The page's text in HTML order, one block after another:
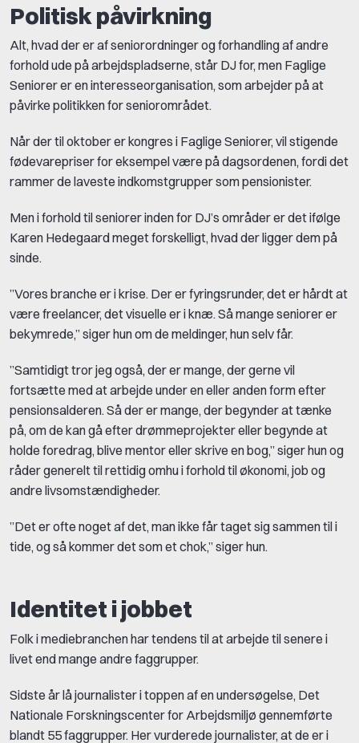
Politisk påvirkning
Alt, hvad der er af seniorordninger og forhandling af andre
forhold ude på arbejdspladserne, står DJ for, men Faglige
Seniorer er en interesseorganisation, som arbejder på at
påvirke politikken for seniorområdet.
Når der til oktober er kongres i Faglige Seniorer, vil stigende
fødevarepriser for eksempel være på dagsordenen, fordi det
rammer de laveste indkomstgrupper som pensionister.
Men i forhold til seniorer inden for DJ’s områder er det ifølge
Karen Hedegaard meget forskelligt, hvad der ligger dem på
sinde.
”Vores branche er i krise. Der er fyringsrunder, det er hårdt at
være freelancer, det visuelle er i knæ. Så mange seniorer er
bekymrede,” siger hun om de meldinger, hun selv får.
”Samtidigt tror jeg også, der er mange, der gerne vil
fortsætte med at arbejde under en eller anden form efter
pensionsalderen. Så der er mange, der begynder at tænke
på, om de kan gå efter drømmeprojekter eller begynde at
holde foredrag, blive mentor eller skrive en bog,” siger hun og
råder generelt til rettidig omhu i forhold til økonomi, job og
andre livsomstændigheder.
”Det er ofte noget af det, man ikke får taget sig sammen til i
tide, og så kommer det som et chok,” siger hun.
Identitet i jobbet
Folk i mediebranchen har tendens til at arbejde til senere i
livet end mange andre faggrupper.
Sidste år lå journalister i toppen af en undersøgelse, Det
Nationale Forskningscenter for Arbejdsmiljø gennemførte
blandt 55 faggrupper. Her vurderede journalister, at de er i